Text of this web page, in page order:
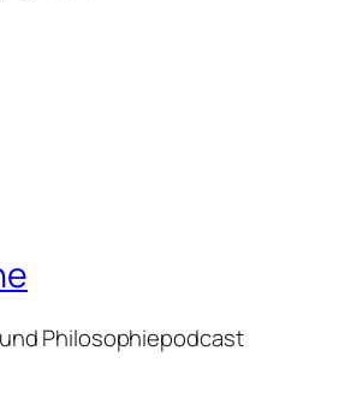
Philosophiepodcast